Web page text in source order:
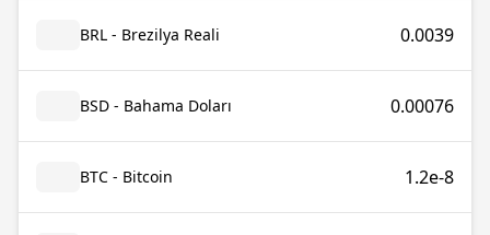
BRL - Brezilya Reali 0.0039
BSD - Bahama Doları 0.00076
BTC - Bitcoin 1.2e-8